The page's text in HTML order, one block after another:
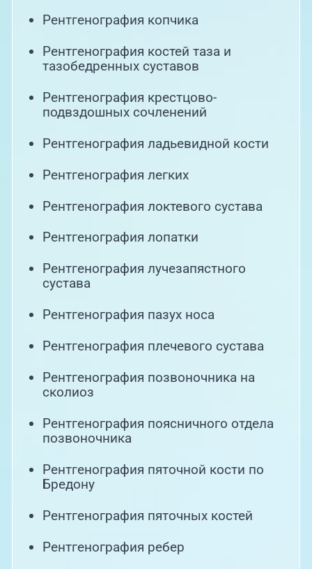
Рентгенография копчика
Рентгенография костей таза и
тазобедренных суставов
Рентгенография крестцово-
подвздошных сочленений
Рентгенография ладьевидной кости
Рентгенография легких
Рентгенография локтевого сустава
Рентгенография лопатки
Рентгенография лучезапястного
сустава
Рентгенография пазух носа
Рентгенография плечевого сустава
Рентгенография позвоночника на
сколиоз
Рентгенография поясничного отдела
позвоночника
Рентгенография пяточной кости по
Бредону
Рентгенография пяточных костей
Рентгенография ребер